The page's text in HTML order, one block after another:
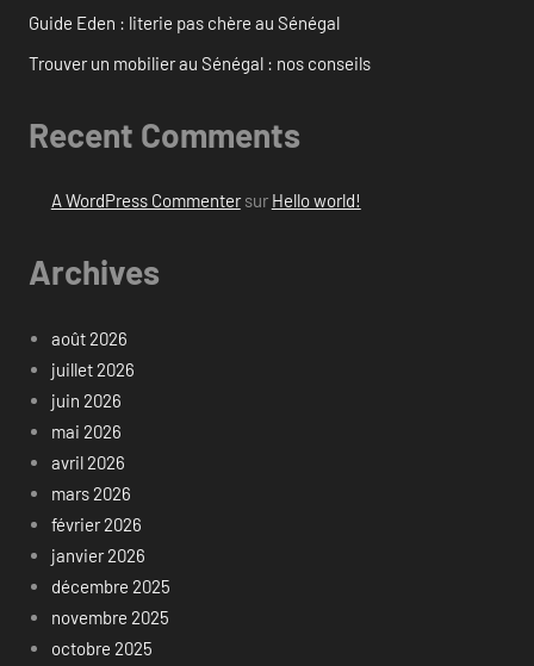
Guide Eden : literie pas chère au Sénégal
Trouver un mobilier au Sénégal : nos conseils
Recent Comments
A WordPress Commentersur Hello world!
Archives
août 2026
juillet 2026
juin 2026
mai 2026
avril 2026
mars 2026
février 2026
janvier 2026
décembre 2025
novembre 2025
octobre 2025